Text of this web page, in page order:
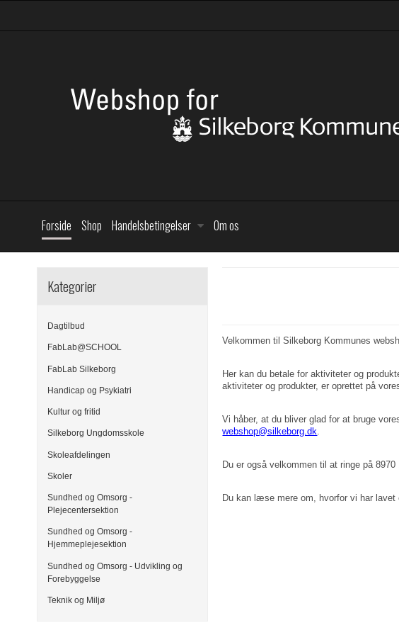
Forside Shop Handelsbetingelser Om os
Kategorier
Dagtilbud
FabLab@SCHOOL
FabLab Silkeborg
Handicap og Psykiatri
Kultur og fritid
Silkeborg Ungdomsskole
Skoleafdelingen
Skoler
Sundhed og Omsorg -
Plejecentersektion
Sundhed og Omsorg -
Hjemmeplejesektion
Sundhed og Omsorg - Udvikling og
Forebyggelse
Teknik og Miljø
Velkommen til Silkeborg Kommunes
Her kan du betale for aktiviteter og
aktiviteter og produkter, er oprettet på
Vi håber, at du bliver glad for at bruge
webshop@silkeborg.dk.
Du er også velkommen til at ringe på
Du kan læse mere om, hvorfor vi har lavet